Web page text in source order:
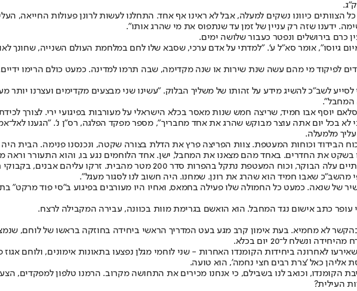
הצוותים כיוונו נשקים למעלה, אבל לא ראינו אף אחד. התחלנו לעשות לרונן פעולות החייאה,
ידענו שזה רק עניין של זמן עד שנתפוס את מי שהרג אותו".
כרם בירושלים ונפטר כעבור שלושה ימים.
גיוסו", אומר סא"ל ע'. "למדתי על אדם ערכי, שסבא שלו לחם במלחמת העולם השנייה, שחונך
לפיקוד מי מהם עשה שנת שירות או שנה מקדימה, שבה תרמו למדינה. כמעט כולם הרימו
לסייע לשב"כ להשיג מידע על זהותו של משליך הבלוק. "עשינו שני מבצעים מקדימים ועצרנו
המחבל".
יוסף אבו חמיד, שריצה חמש שנות מאסר בכלא הישראלי על מעורבות בפיגועי ירי. לצורך
לא בכל יום אתה עוצר מבוקש שהרג את אחד מחבריך", מספר מפקד הפלגה, רס"ן נ'. "הגענו
מלמעלה.
הבידוד וכוחות המעטפת. צוות הפריצה פרץ את הדלת בצורה שקטה, ונכנסנו פנימה. הבית היה
בשקט את החדרים. באחד מהם מצאנו את המחבל, ישן. אחד הלוחמים נגע בו, והוא התעורר
מטר מהבית. זרקו עליהם אבנים, בקבוקי תבערה ופחיות צבע. הם עזבו שעה אחרינו, בלי להשתמש בנשק חם.
מהשב"כ שאבו חמיד הוא שהרג את רונן. שמחנו. היה חשוב לנו לסגור מעגל".
עופר כתב אישום נגד המחבל. הוא הואשם בגרימת מוות בכוונה, עבירה המקבילה לרצח.
לא מחמיא. בעת אימון קרב מגע בעט המדריך הראשי ביחידה בחוזקה בראשו של לוחם,
ונשלח ל־20 יום בכלא.
לאחרונה ביחידות הקומנדו האחרות - שני לוחמי מגלן נפצעו בתאונות אימונים, ולוחם
אליהן כאל 'צרת רבים חצי נחמה', הוא טועה.
הקומנדו, וכואב לנו בשבילם, כי אנחנו מכירים את התחושה מקרוב. הרמנו טלפון למפקדים,
העילית?